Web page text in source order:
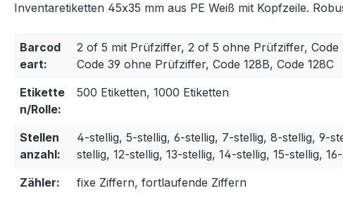
Inventaretiketten 45x35 mm aus PE Weiß mit Kopfzeile.
Barcod
eart:
2 of 5 mit Prüfziffer, 2 of 5 ohne Prüfziffer, Code
Code 39 ohne Prüfziffer, Code 128B, Code 128C
Etikette
n/Rolle:
500 Etiketten, 1000 Etiketten
Stellen
anzahl:
4-stellig, 5-stellig, 6-stellig, 7-stellig, 8-stellig, 9-
stellig, 12-stellig, 13-stellig, 14-stellig, 15-stellig,
Zähler:
fixe Ziffern, fortlaufende Ziffern